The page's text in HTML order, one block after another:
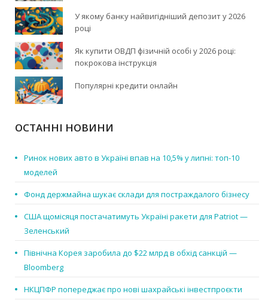
У якому банку найвигідніший депозит у 2026
році
Як купити ОВДП фізичній особі у 2026 році:
покрокова інструкція
Популярні кредити онлайн
ОСТАННІ НОВИНИ
Ринок нових авто в Україні впав на 10,5% у липні: топ-10
моделей
Фонд держмайна шукає склади для постраждалого бізнесу
США щомісяця постачатимуть Україні ракети для Patriot —
Зеленський
Північна Корея заробила до $22 млрд в обхід санкцій —
Bloomberg
НКЦПФР попереджає про нові шахрайські інвестпроєкти